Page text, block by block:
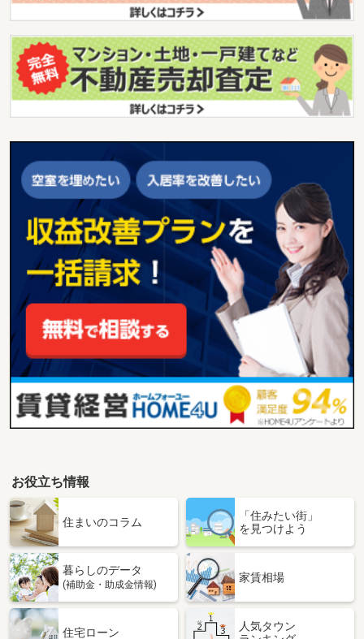
お役立ち情報
住まいのコラム
「住みたい街」
を見つけよう
暮らしのデータ
(補助金・助成金情報)
家賃相場
住宅ローン
人気タウン